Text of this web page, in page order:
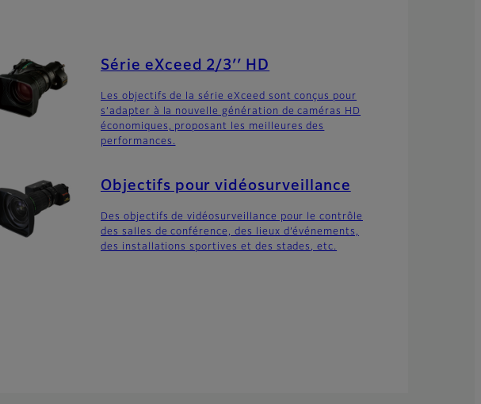
Série eXceed 2/3′′ HD
Les objectifs de la série eXceed sont conçus pour
s’adapter à la nouvelle génération de caméras HD
économiques, proposant les meilleures des
performances.
Objectifs pour vidéosurveillance
Des objectifs de vidéosurveillance pour le contrôle
des salles de conférence, des lieux d’événements,
des installations sportives et des stades, etc.